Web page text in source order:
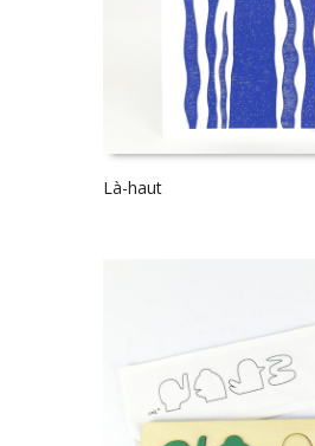
Là-haut